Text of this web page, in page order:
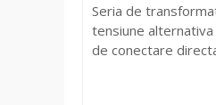
Seria de
tensiune
de conectare